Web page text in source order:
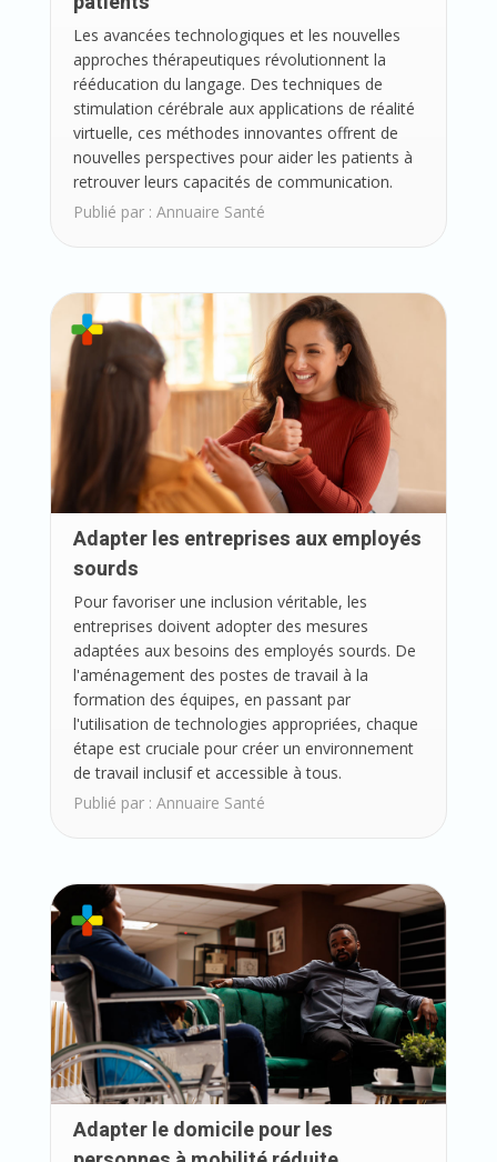
Les avancées technologiques et les nouvelles
approches thérapeutiques révolutionnent la
rééducation du langage. Des techniques de
stimulation cérébrale aux applications de réalité
virtuelle, ces méthodes innovantes offrent de
nouvelles perspectives pour aider les patients à
retrouver leurs capacités de communication.
Publié par : Annuaire Santé
Adapter les entreprises aux employés
sourds
Pour favoriser une inclusion véritable, les
entreprises doivent adopter des mesures
adaptées aux besoins des employés sourds. De
l'aménagement des postes de travail à la
formation des équipes, en passant par
l'utilisation de technologies appropriées, chaque
étape est cruciale pour créer un environnement
de travail inclusif et accessible à tous.
Publié par : Annuaire Santé
Adapter le domicile pour les